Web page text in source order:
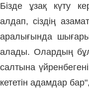
Бізде ұзақ күту
алдап, сіздің
аралығында
алады. Олардың бұл
салтына
кететін адамдар